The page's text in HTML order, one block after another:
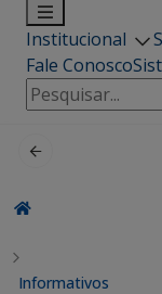
Institucional
Fale Conosco
Pesquisar
por:
Informativos